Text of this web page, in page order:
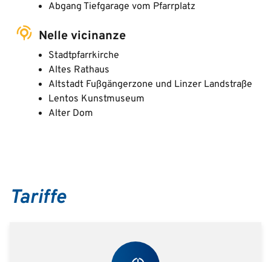
Abgang Tiefgarage vom Pfarrplatz
Nelle vicinanze
Stadtpfarrkirche
Altes Rathaus
Altstadt Fußgängerzone und Linzer Landstraße
Lentos Kunstmuseum
Alter Dom
Tariffe